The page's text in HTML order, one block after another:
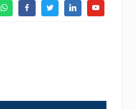
WhatsAppFacebookTwitterLinkedinYoutube